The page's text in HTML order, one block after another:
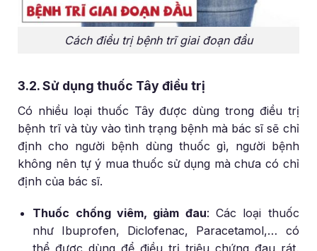
Cách điều trị bệnh trĩ giai đoạn đầu
3.2. Sử dụng thuốc Tây điều trị
Có nhiều loại thuốc Tây được dùng trong điều trị
bệnh trĩ và tùy vào tình trạng bệnh mà bác sĩ sẽ chỉ
định cho người bệnh dùng thuốc gì, người bệnh
không nên tự ý mua thuốc sử dụng mà chưa có chỉ
định của bác sĩ.
Thuốc chống viêm, giảm đau: Các loại thuốc
như Ibuprofen, Diclofenac, Paracetamol,… có